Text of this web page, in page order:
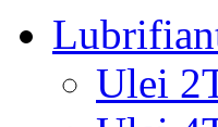
Ulei